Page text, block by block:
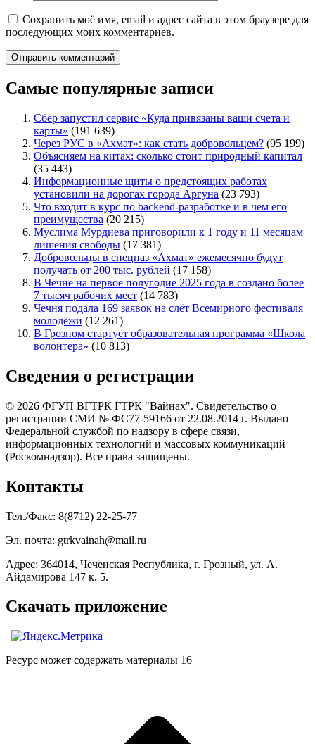
Сохранить моё имя, email и адрес сайта в этом браузере для
последующих моих комментариев.
Самые популярные записи
Сбер запустил сервис «Куда привязаны ваши счета и
карты» (191 639)
Через РУС в «Ахмат»: как стать добровольцем? (95 199)
Объясняем на китах: сколько стоит природный капитал
(35 443)
Информационные щиты о предстоящих работах
установили на дорогах города Аргуна (23 793)
Что входит в курс по backend-разработке и в чем его
преимущества (20 215)
Муслима Мурдиева приговорили к 1 году и 11 месяцам
лишения свободы (17 381)
Добровольцы в спецназ «Ахмат» ежемесячно будут
получать от 200 тыс. рублей (17 158)
В Чечне на первое полугодие 2025 года в создано более
7 тысяч рабочих мест (14 783)
Чечня подала 169 заявок на слёт Всемирного фестиваля
молодёжи (12 261)
В Грозном стартует образовательная программа «Школа
волонтера» (10 813)
Сведения о регистрации
© 2026 ФГУП ВГТРК ГТРК "Вайнах". Свидетельство о
регистрации СМИ № ФС77-59166 от 22.08.2014 г. Выдано
Федеральной службой по надзору в сфере связи,
информационных технологий и массовых коммуникаций
(Роскомнадзор). Все права защищены.
Контакты
Тел./Факс: 8(8712) 22-25-77
Эл. почта: gtrkvainah@mail.ru
Адрес: 364014, Чеченская Республика, г. Грозный, ул. А.
Айдамирова 147 к. 5.
Скачать приложение
Ресурс может содержать материалы 16+